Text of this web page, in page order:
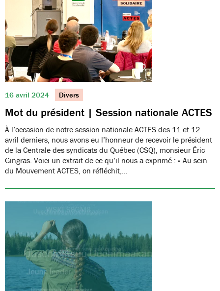
16 avril 2024 Divers
Mot du président | Session nationale ACTES
À l’occasion de notre session nationale ACTES des 11 et 12
avril derniers, nous avons eu l’honneur de recevoir le président
de la Centrale des syndicats du Québec (CSQ), monsieur Éric
Gingras. Voici un extrait de ce qu’il nous a exprimé : « Au sein
du Mouvement ACTES, on réfléchit,…